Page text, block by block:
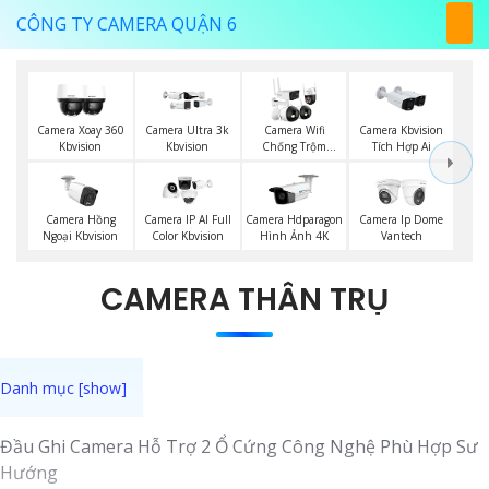
CÔNG TY CAMERA QUẬN 6
Camera Xoay 360
Kbvision
Camera Ultra 3k
Kbvision
Camera Wifi
Chống Trộm
Camera Kbvision
Tích Hợp Ai
Camera Hồng
Ngoại Kbvision
Camera IP AI Full
Color Kbvision
Camera Hdparagon
Hình Ảnh 4K
Camera Ip Dome
Vantech
CAMERA THÂN TRỤ
Đầu Ghi Camera Hỗ Trợ 2 Ổ Cứng Công Nghệ Phù Hợp Sư
Hướng